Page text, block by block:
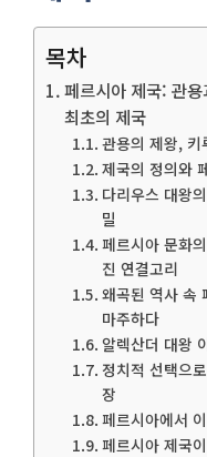
목차
페르시아 제국: 관
최초의 제국
관용의 제왕, 키
제국의 정의와
다리우스 대왕
밀
페르시아 문화
진 연결고리
왜곡된 역사 속
마주하다
알렉산더 대왕
정치적 선택으
장
페르시아에서
페르시아 제국